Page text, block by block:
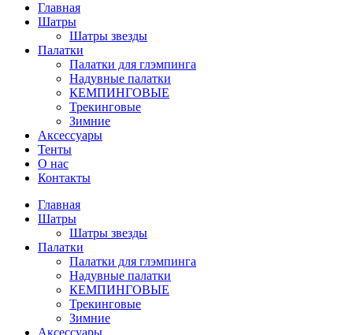
Главная
Шатры
Шатры звезды
Палатки
Палатки для глэмпинга
Надувные палатки
КЕМПИНГОВЫЕ
Трекинговые
Зимние
Аксессуары
Тенты
О нас
Контакты
Главная
Шатры
Шатры звезды
Палатки
Палатки для глэмпинга
Надувные палатки
КЕМПИНГОВЫЕ
Трекинговые
Зимние